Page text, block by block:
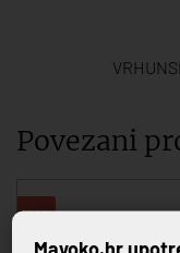
Povezani
-20%
Mayoko.hr